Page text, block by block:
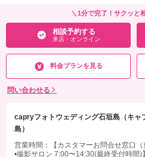
＼1分で完了！サクッと
相談予約する
来店・オンライン
料金プランを見る
問い合わせる
capryフォトウェディング石垣島（キャ
島）
営業時間：【カスタマーお問合せ窓口
•撮影サロン 7:00〜14:30(最終受付時